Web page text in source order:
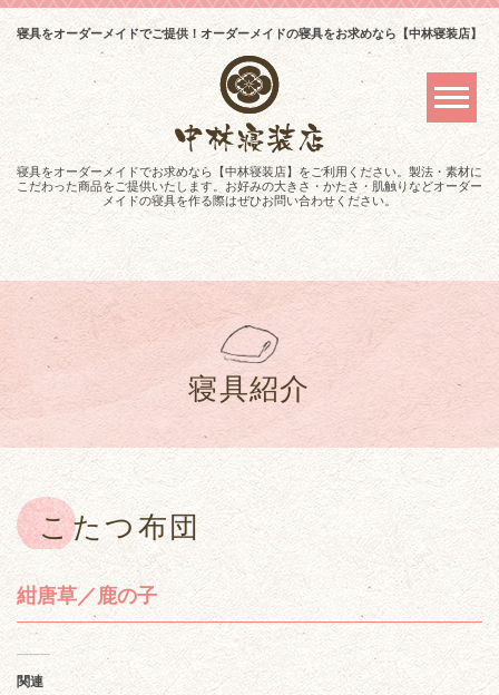
寝具をオーダーメイドでご提供！オーダーメイドの寝具をお求めなら【中林寝装店】
寝具をオーダーメイドでお求めなら【中林寝装店】をご利用ください。製法・素材に
こだわった商品をご提供いたします。お好みの大きさ・かたさ・肌触りなどオーダー
メイドの寝具を作る際はぜひお問い合わせください。
寝具紹介
こたつ布団
紺唐草／鹿の子
関連